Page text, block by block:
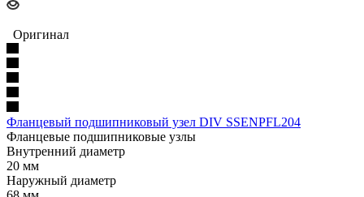
Оригинал
Фланцевый подшипниковый узел DIV SSENPFL204
Фланцевые подшипниковые узлы
Внутренний диаметр
20 мм
Наружный диаметр